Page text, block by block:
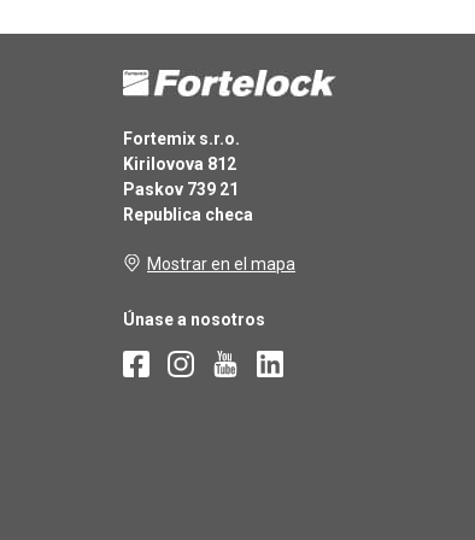
Fortemix s.r.o.
Kirilovova 812
Paskov 739 21
Republica checa
Mostrar en el mapa
Únase a nosotros